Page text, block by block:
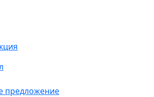
предложение